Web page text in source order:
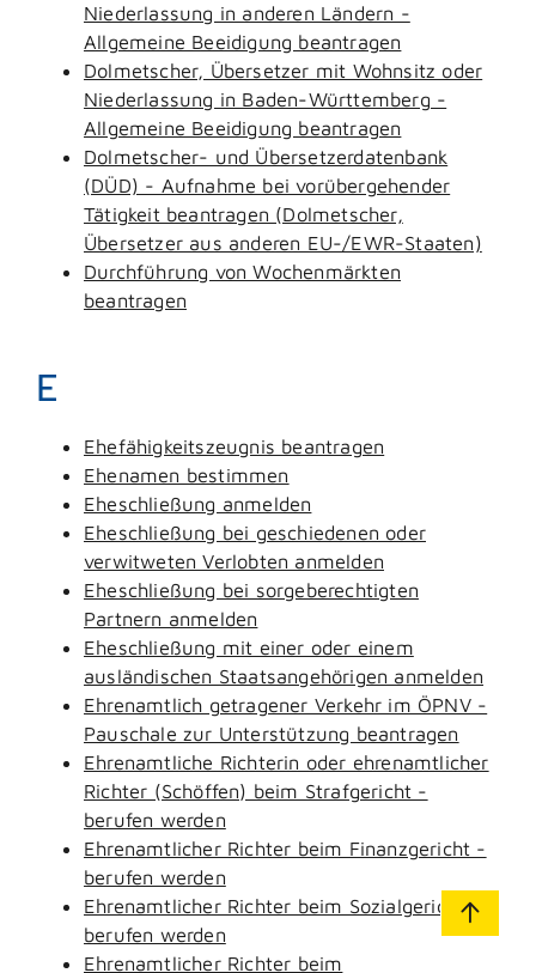
Niederlassung in anderen Ländern -
Allgemeine Beeidigung beantragen
Dolmetscher, Übersetzer mit Wohnsitz oder
Niederlassung in Baden-Württemberg -
Allgemeine Beeidigung beantragen
Dolmetscher- und Übersetzerdatenbank
(DÜD) - Aufnahme bei vorübergehender
Tätigkeit beantragen (Dolmetscher,
Übersetzer aus anderen EU-/EWR-Staaten)
Durchführung von Wochenmärkten
beantragen
E
Ehefähigkeitszeugnis beantragen
Ehenamen bestimmen
Eheschließung anmelden
Eheschließung bei geschiedenen oder
verwitweten Verlobten anmelden
Eheschließung bei sorgeberechtigten
Partnern anmelden
Eheschließung mit einer oder einem
ausländischen Staatsangehörigen anmelden
Ehrenamtlich getragener Verkehr im ÖPNV -
Pauschale zur Unterstützung beantragen
Ehrenamtliche Richterin oder ehrenamtlicher
Richter (Schöffen) beim Strafgericht -
berufen werden
Ehrenamtlicher Richter beim Finanzgericht -
berufen werden
Ehrenamtlicher Richter beim Sozialgericht -
berufen werden
Ehrenamtlicher Richter beim